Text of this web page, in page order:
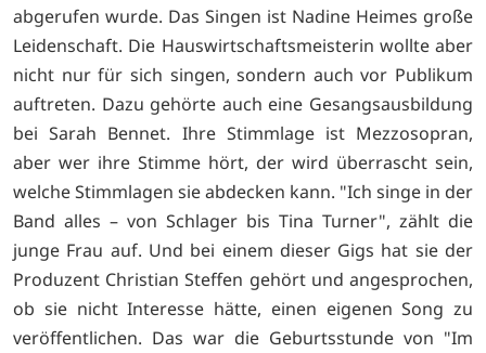
abgerufen wurde. Das Singen ist Nadine Heimes große
Leidenschaft. Die Hauswirtschaftsmeisterin wollte aber
nicht nur für sich singen, sondern auch vor Publikum
auftreten. Dazu gehörte auch eine Gesangsausbildung
bei Sarah Bennet. Ihre Stimmlage ist Mezzosopran,
aber wer ihre Stimme hört, der wird überrascht sein,
welche Stimmlagen sie abdecken kann. "Ich singe in der
Band alles – von Schlager bis Tina Turner", zählt die
junge Frau auf. Und bei einem dieser Gigs hat sie der
Produzent Christian Steffen gehört und angesprochen,
ob sie nicht Interesse hätte, einen eigenen Song zu
veröffentlichen. Das war die Geburtsstunde von "Im